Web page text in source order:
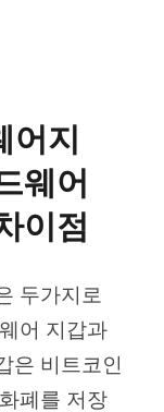
어지
웨어
이점
두가지로
어 지갑과
은 비트코인
폐를 저장